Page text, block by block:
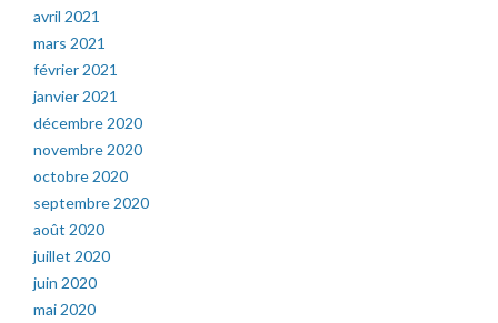
avril 2021
mars 2021
février 2021
janvier 2021
décembre 2020
novembre 2020
octobre 2020
septembre 2020
août 2020
juillet 2020
juin 2020
mai 2020